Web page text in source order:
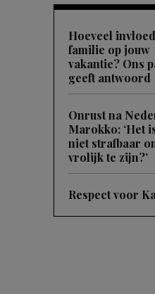
Hoeveel
familie op jouw
vakantie? Ons
geeft antwoord
Onrust na
Marokko: ‘Het
niet strafbaar
vrolijk te zijn?’
Respect voor